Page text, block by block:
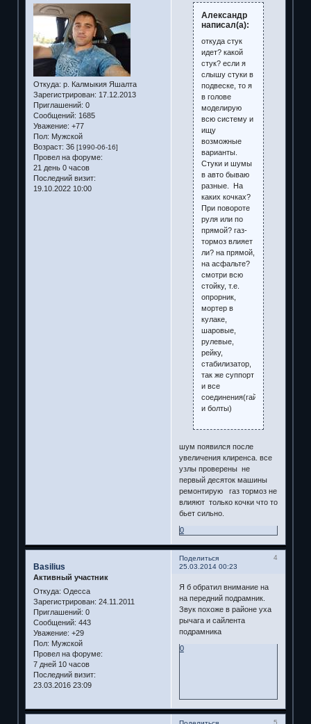
Откуда: р. Калмыкия Яшалта
Зарегистрирован: 17.12.2013
Приглашений: 0
Сообщений: 1685
Уважение: +77
Пол: Мужской
Возраст: 36 [1990-06-16]
Провел на форуме:
21 день 0 часов
Последний визит:
19.10.2022 10:00
Александр
написал(а):
откуда стук
идет? какой
стук? если я
слышу стуки в
подвеске, то я
в голове
моделирую
всю систему и
ищу
возможные
варианты.
Стуки и шумы
в авто бываю
разные. На
каких кочках?
При повороте
руля или по
прямой? газ-
тормоз влияет
ли? на прямой,
на асфальте?
смотри всю
стойку, т.е.
опрорник,
мортер в
кулаке,
шаровые,
рулевые,
рейку,
стабилизатор,
так же суппорт
и все
соединения(гайки
и болты)
шум появился после
увеличения клиренса. все
узлы проверены не
первый десяток машины
ремонтирую газ тормоз не
влияют только кочки что то
бьет сильно.
0
Поделиться
4
25.03.2014 00:23
Basilius
Активный участник
Откуда: Одесса
Зарегистрирован: 24.11.2011
Приглашений: 0
Сообщений: 443
Уважение: +29
Пол: Мужской
Провел на форуме:
7 дней 10 часов
Последний визит:
23.03.2016 23:09
Я б обратил внимание на
на передний подрамник.
Звук похоже в районе уха
рычага и сайлента
подрамника
0
5